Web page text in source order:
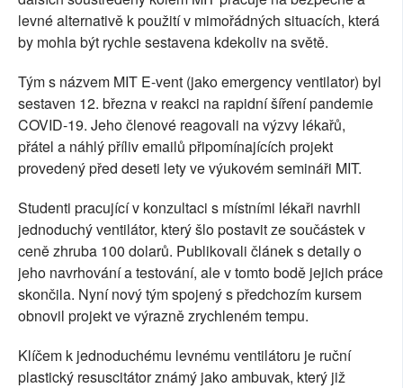
levné alternativě k použití v mimořádných situacích, která
by mohla být rychle sestavena kdekoliv na světě.
Tým s názvem MIT E-vent (jako emergency ventilator) byl
sestaven 12. března v reakci na rapidní šíření pandemie
COVID-19. Jeho členové reagovali na výzvy lékařů,
přátel a náhlý příliv emailů připomínajících projekt
provedený před deseti lety ve výukovém semináři MIT.
Studenti pracující v konzultaci s místními lékaři navrhli
jednoduchý ventilátor, který šlo postavit ze součástek v
ceně zhruba 100 dolarů. Publikovali článek s detaily o
jeho navrhování a testování, ale v tomto bodě jejich práce
skončila. Nyní nový tým spojený s předchozím kursem
obnovil projekt ve výrazně zrychleném tempu.
Klíčem k jednoduchému levnému ventilátoru je ruční
plastický resuscitátor známý jako ambuvak, který již